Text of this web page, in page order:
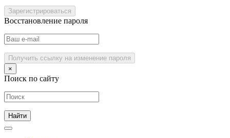
Зарегистрироваться
Восстановление пароля
Получить ссылку на изменение пароля
×
Поиск по сайту